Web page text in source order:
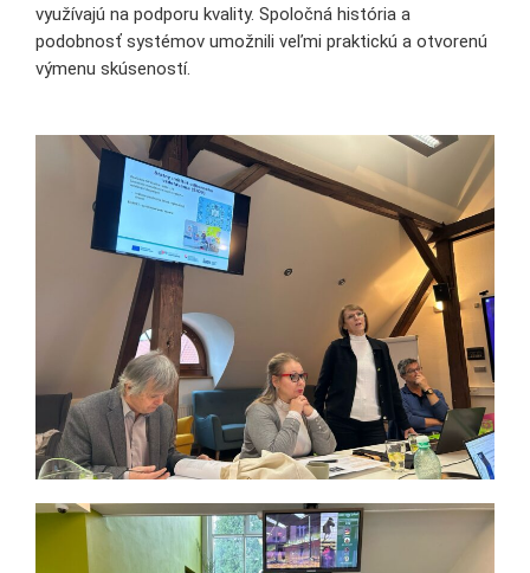
využívajú na podporu kvality. Spoločná história a
podobnosť systémov umožnili veľmi praktickú a otvorenú
výmenu skúseností.